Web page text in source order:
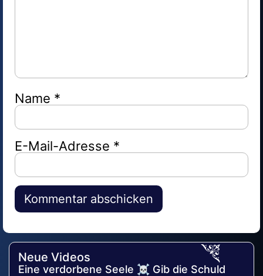
Name *
E-Mail-Adresse *
Alternative:
Neue Videos
Eine verdorbene Seele ☠️ Gib die Schuld